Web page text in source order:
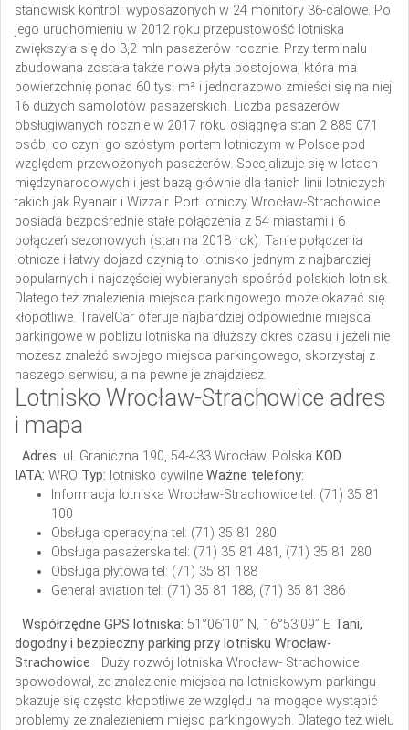
stanowisk kontroli wyposażonych w 24 monitory 36-calowe. Po
jego uruchomieniu w 2012 roku przepustowość lotniska
zwiększyła się do 3,2 mln pasażerów rocznie. Przy terminalu
zbudowana została także nowa płyta postojowa, która ma
powierzchnię ponad 60 tys. m² i jednorazowo zmieści się na niej
16 dużych samolotów pasażerskich. Liczba pasażerów
obsługiwanych rocznie w 2017 roku osiągnęła stan 2 885 071
osób, co czyni go szóstym portem lotniczym w Polsce pod
względem przewożonych pasażerów. Specjalizuje się w lotach
międzynarodowych i jest bazą głównie dla tanich linii lotniczych
takich jak Ryanair i Wizzair. Port lotniczy Wrocław-Strachowice
posiada bezpośrednie stałe połączenia z 54 miastami i 6
połączeń sezonowych (stan na 2018 rok). Tanie połączenia
lotnicze i łatwy dojazd czynią to lotnisko jednym z najbardziej
popularnych i najczęściej wybieranych spośród polskich lotnisk.
Dlatego też znalezienia miejsca parkingowego może okazać się
kłopotliwe. TravelCar oferuje najbardziej odpowiednie miejsca
parkingowe w pobliżu lotniska na dłuższy okres czasu i jeżeli nie
możesz znaleźć swojego miejsca parkingowego, skorzystaj z
naszego serwisu, a na pewne je znajdziesz.
Lotnisko Wrocław-Strachowice adres
i mapa
Adres: ul. Graniczna 190, 54-433 Wrocław, Polska KOD
IATA: WRO Typ: lotnisko cywilne Ważne telefony:
Informacja lotniska Wrocław-Strachowice tel: (71) 35 81
100
Obsługa operacyjna tel: (71) 35 81 280
Obsługa pasażerska tel: (71) 35 81 481, (71) 35 81 280
Obsługa płytowa tel: (71) 35 81 188
General aviation tel: (71) 35 81 188, (71) 35 81 386
Współrzędne GPS lotniska: 51°06’10” N, 16°53’09” E Tani,
dogodny i bezpieczny parking przy lotnisku Wrocław-
Strachowice
Duży rozwój lotniska Wrocław- Strachowice
spowodował, że znalezienie miejsca na lotniskowym parkingu
okazuje się często kłopotliwe ze względu na mogące wystąpić
problemy ze znalezieniem miejsc parkingowych. Dlatego też wielu